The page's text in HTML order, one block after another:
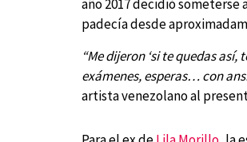
año 2017 decidió
padecía desde
“Me dijeron ‘si te quedas
exámenes, esperas… con
artista venezolano al